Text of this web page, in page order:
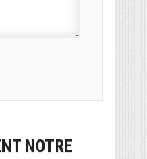
NOTRE